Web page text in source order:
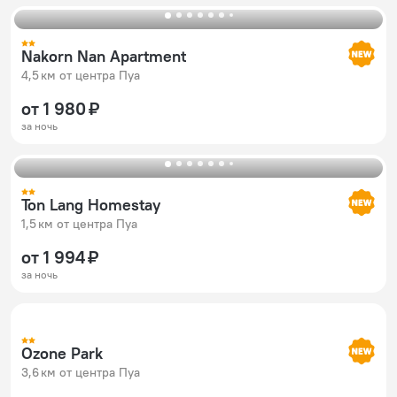
Nakorn Nan Apartment
4,5 км от центра Пуа
от 1 980 ₽
за ночь
Ton Lang Homestay
1,5 км от центра Пуа
от 1 994 ₽
за ночь
Ozone Park
3,6 км от центра Пуа